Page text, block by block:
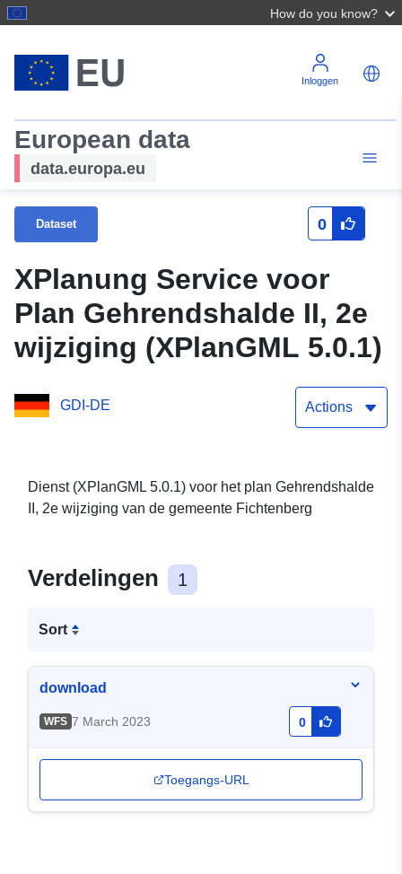
How do you know?
Inloggen
European data
data.europa.eu
Dataset 0
XPlanung Service voor
Plan Gehrendshalde II, 2e
wijziging (XPlanGML 5.0.1)
GDI-DE Actions
Dienst (XPlanGML 5.0.1) voor het plan Gehrendshalde
II, 2e wijziging van de gemeente Fichtenberg
Verdelingen 1
Sort
download
WFS 7 March 2023 0
Toegangs-URL